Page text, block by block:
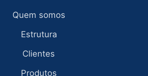
Quem somos
Estrutura
Clientes
Produtos